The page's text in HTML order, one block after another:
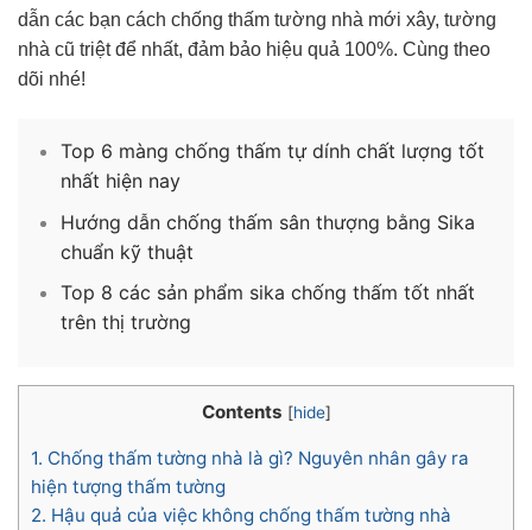
dẫn các bạn cách chống thấm tường nhà mới xây, tường
nhà cũ triệt để nhất, đảm bảo hiệu quả 100%. Cùng theo
dõi nhé!
Top 6 màng chống thấm tự dính chất lượng tốt
nhất hiện nay
Hướng dẫn chống thấm sân thượng bằng Sika
chuẩn kỹ thuật
Top 8 các sản phẩm sika chống thấm tốt nhất
trên thị trường
Contents [hide]
1. Chống thấm tường nhà là gì? Nguyên nhân gây ra
hiện tượng thấm tường
2. Hậu quả của việc không chống thấm tường nhà